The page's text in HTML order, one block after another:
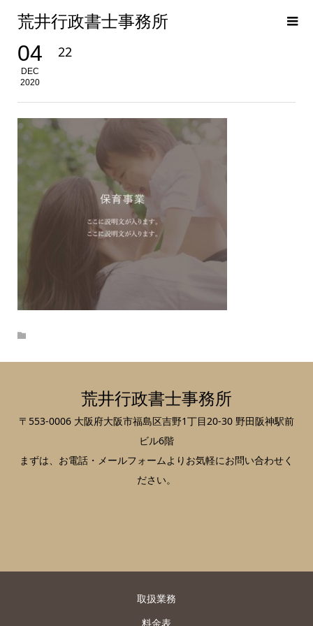
荒井行政書士事務所
04
DEC
2020
22
荒井行政書士事務所
〒553-0006 大阪府大阪市福島区吉野1丁目20-30 野田阪神駅前
ビル6階
まずは、お電話・メールフォームよりお気軽にお問い合わせく
ださい。
取扱業務
料金表